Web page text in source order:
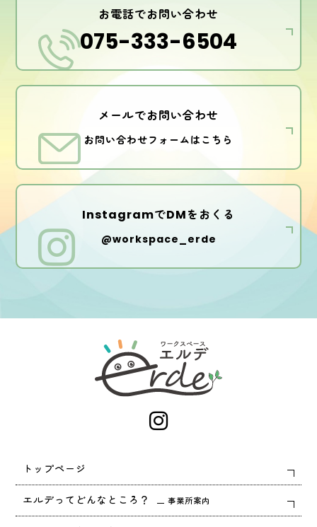
お電話でお問い合わせ
075-333-6504
メールでお問い合わせ
お問い合わせフォームはこちら
InstagramでDMをおくる
@workspace_erde
トップページ
エルデってどんなところ？ 事業所案内